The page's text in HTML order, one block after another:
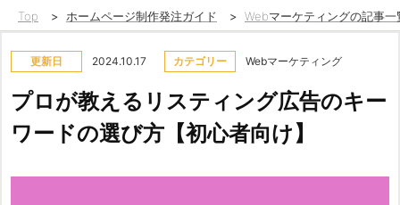
Top > ホームページ制作発注ガイド > Webマーケティングの記事一
更新日 2024.10.17 カテゴリー Webマーケティング
プロが教えるリスティング広告のキー
ワードの選び方【初心者向け】